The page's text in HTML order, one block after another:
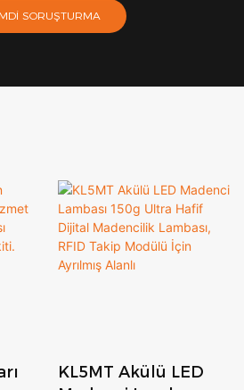
SORUŞTURMA
KL5MT Akülü LED